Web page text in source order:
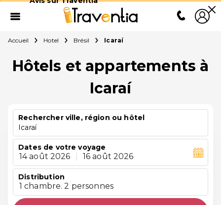
Accueil Hotel Brésil Icaraí
Hôtels et appartements à
Icaraí
Rechercher ville, région ou hôtel
Icaraí
Dates de votre voyage
14 août 2026 16 août 2026
Distribution
1 chambre. 2 personnes